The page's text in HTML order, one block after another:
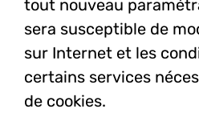
tout nouveau
sera susceptible de
sur Internet et les
certains services
de cookies.